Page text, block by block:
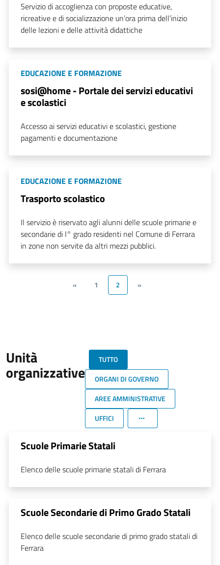
Servizio di accoglienza con proposte educative,
ricreative e di socializzazione un’ora prima dell’inizio
delle lezioni e delle attività didattiche
EDUCAZIONE E FORMAZIONE
sosi@home - Portale dei servizi educativi
e scolastici
Accesso ai servizi educativi e scolastici, gestione
pagamenti e documentazione
EDUCAZIONE E FORMAZIONE
Trasporto scolastico
Il servizio è riservato agli alunni delle scuole primarie e
secondarie di I° grado residenti nel Comune di Ferrara
in zone non servite da altri mezzi pubblici.
« 1 2 »
Unità
organizzative
TUTTO
ORGANI DI GOVERNO
AREE AMMINISTRATIVE
UFFICI
Scuole Primarie Statali
Elenco delle scuole primarie statali di Ferrara
Scuole Secondarie di Primo Grado Statali
Elenco delle scuole secondarie di primo grado statali di
Ferrara